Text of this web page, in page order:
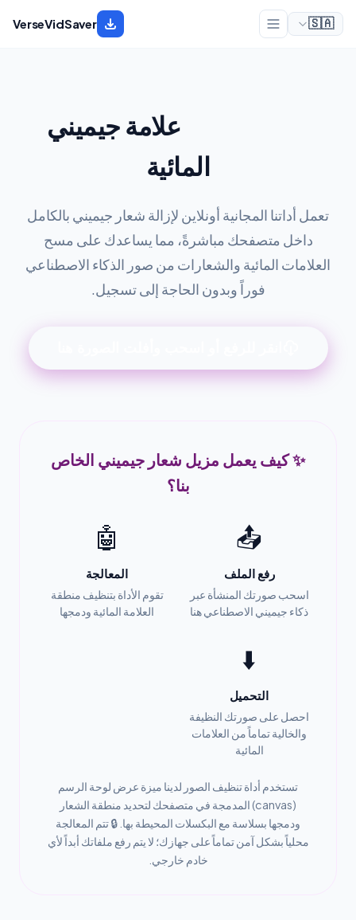
VerseVidSaver 🇸🇦
علامة جيميني
المائية
تعمل أداتنا المجانية أونلاين لإزالة شعار جيميني بالكامل
داخل متصفحك مباشرةً، مما يساعدك على مسح
العلامات المائية والشعارات من صور الذكاء الاصطناعي
فوراً وبدون الحاجة إلى تسجيل.
✨ كيف يعمل مزيل شعار جيميني الخاص
بنا؟
📤
رفع الملف
اسحب صورتك المنشأة عبر
ذكاء جيميني الاصطناعي هنا
🤖
المعالجة
تقوم الأداة بتنظيف منطقة
العلامة المائية ودمجها
⬇️
التحميل
احصل على صورتك النظيفة
والخالية تماماً من العلامات
المائية
تستخدم أداة تنظيف الصور لدينا ميزة عرض لوحة الرسم
(canvas) المدمجة في متصفحك لتحديد منطقة الشعار
ودمجها بسلاسة مع البكسلات المحيطة بها. 🔒 تتم المعالجة
محلياً بشكل آمن تماماً على جهازك؛ لا يتم رفع ملفاتك أبداً لأي
خادم خارجي.